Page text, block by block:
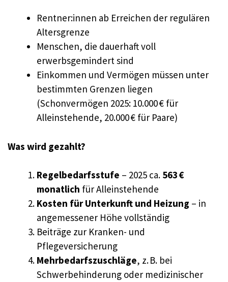
Rentner:innen ab Erreichen der regulären
Altersgrenze
Menschen, die dauerhaft voll
erwerbsgemindert sind
Einkommen und Vermögen müssen unter
bestimmten Grenzen liegen
(Schonvermögen 2025: 10.000 € für
Alleinstehende, 20.000 € für Paare)
Was wird gezahlt?
Regelbedarfsstufe – 2025 ca. 563 €
monatlich für Alleinstehende
Kosten für Unterkunft und Heizung – in
angemessener Höhe vollständig
Beiträge zur Kranken- und
Pflegeversicherung
Mehrbedarfszuschläge, z. B. bei
Schwerbehinderung oder medizinischer